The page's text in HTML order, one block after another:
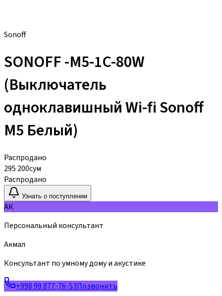
Sonoff
SONOFF -M5-1C-80W
(Выключатель
одноклавишный Wi-fi Sonoff
M5 Белый)
Распродано
295 200сум
Распродано
Узнать о поступлении
АК
Персональный консультант
Акмал
Консультант по умному дому и акустике
+998 99 877-76-53Позвонить